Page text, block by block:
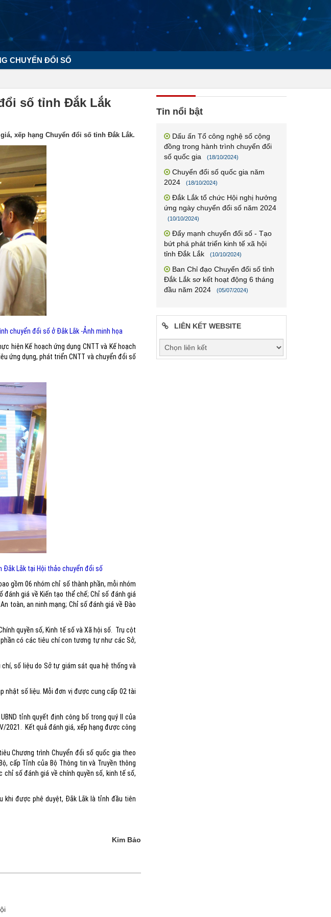
CHUYỂN ĐỔI SỐ
số tỉnh Đắk Lắk
xếp hạng Chuyển đổi số tỉnh Đắk Lắk.
chuyển đổi số ở Đắk Lắk -Ảnh minh họa
hiện Kế hoạch ứng dụng CNTT và Kế hoạch
ứng dụng, phát triển CNTT và chuyển đổi số
Đắk Lắk tại Hội thảo chuyển đổi số
gồm 06 nhóm chỉ số thành phần, mỗi nhóm
giá về Kiến tạo thể chế; Chỉ số đánh giá
toàn, an ninh mạng; Chỉ số đánh giá về Đào
quyền số, Kinh tế số và Xã hội số. Trụ cột
có các tiêu chí con tương tự như các Sở,
số liệu do Sở tự giám sát qua hệ thống và
nhật số liệu. Mỗi đơn vị được cung cấp 02 tài
tỉnh quyết định công bố trong quý II của
2021. Kết quả đánh giá, xếp hạng được công
Chương trình Chuyển đổi số quốc gia theo
cấp Tỉnh của Bộ Thông tin và Truyền thông
số đánh giá về chính quyền số, kinh tế số,
khi được phê duyệt, Đắk Lắk là tỉnh đầu tiên
Kim Bảo
Tin nổi bật
Dấu ấn Tổ công nghệ số cộng
đồng trong hành trình chuyển đổi
số quốc gia
(18/10/2024)
Chuyển đổi số quốc gia năm
2024
(18/10/2024)
Đắk Lắk tổ chức Hội nghị hưởng
ứng ngày chuyển đổi số năm 2024
(10/10/2024)
Đẩy mạnh chuyển đổi số - Tạo
bứt phá phát triển kinh tế xã hội
tỉnh Đắk Lắk
(10/10/2024)
Ban Chỉ đạo Chuyển đổi số tỉnh
Đắk Lắk sơ kết hoạt động 6 tháng
đầu năm 2024
(05/07/2024)
LIÊN KẾT WEBSITE